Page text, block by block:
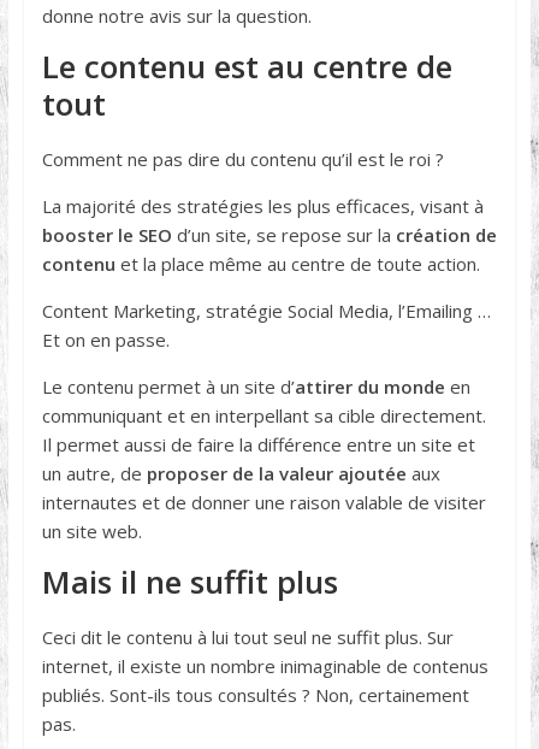
donne notre avis sur la question.
Le contenu est au centre de
tout
Comment ne pas dire du contenu qu’il est le roi ?
La majorité des stratégies les plus efficaces, visant à
booster le SEO d’un site, se repose sur la création de
contenu et la place même au centre de toute action.
Content Marketing, stratégie Social Media, l’Emailing …
Et on en passe.
Le contenu permet à un site d’attirer du monde en
communiquant et en interpellant sa cible directement.
Il permet aussi de faire la différence entre un site et
un autre, de proposer de la valeur ajoutée aux
internautes et de donner une raison valable de visiter
un site web.
Mais il ne suffit plus
Ceci dit le contenu à lui tout seul ne suffit plus. Sur
internet, il existe un nombre inimaginable de contenus
publiés. Sont-ils tous consultés ? Non, certainement
pas.